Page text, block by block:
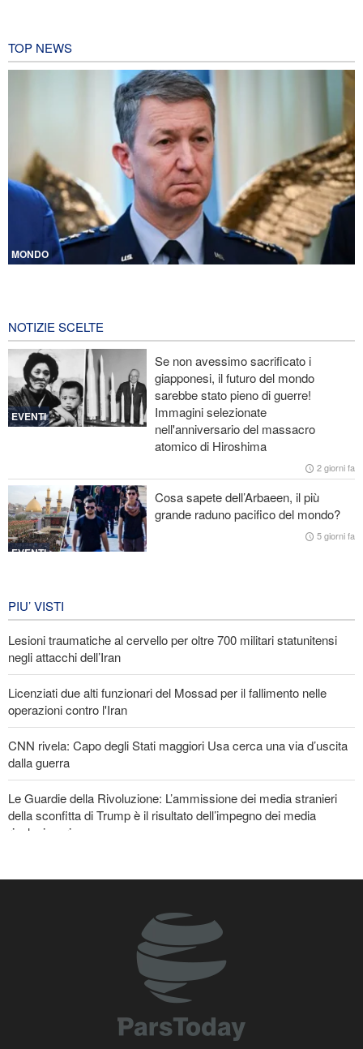
TOP NEWS
MONDO
Le Guardie della Rivoluzione: L’ammissione dei media stranieri
della sconfitta di Trump è il risultato dell’impegno dei media
rivoluzionari
Un membro di spicco di Ansarullah: Le dichiarazioni del Consiglio
di Sicurezza non meritano attenzione
Araghchi ai Paesi vicini: È tempo di contare solo su noi stessi e di
abbracciare la vera fratellanza
Licenziati due alti funzionari del Mossad per il fallimento nelle
operazioni contro l'Iran
NOTIZIE SCELTE
EVENTI
Se non avessimo sacrificato i
giapponesi, il futuro del mondo
sarebbe stato pieno di guerre!
Immagini selezionate
nell'anniversario del massacro
atomico di Hiroshima
2 giorni fa
EVENTI
Cosa sapete dell’Arbaeen, il più
grande raduno pacifico del mondo?
5 giorni fa
EVENTI
PIU’ VISTI
Lesioni traumatiche al cervello per oltre 700 militari statunitensi
negli attacchi dell’Iran
Licenziati due alti funzionari del Mossad per il fallimento nelle
operazioni contro l'Iran
CNN rivela: Capo degli Stati maggiori Usa cerca una via d’uscita
dalla guerra
Le Guardie della Rivoluzione: L’ammissione dei media stranieri
della sconfitta di Trump è il risultato dell’impegno dei media
rivoluzionari
di Sicurezza non meritano attenzione
La risposta di Ghalibaf a Trump: La diplomazia teatrale in loop è
Araghchi ai Paesi vicini: È tempo di contare solo su noi stessi e di
abbracciare la vera fratellanza